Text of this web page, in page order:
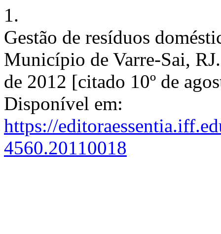
1.
Gestão de resíduos
Município de Varre-Sai,
de 2012 [citado 10º de
Disponível em:
https://
4560.20110018